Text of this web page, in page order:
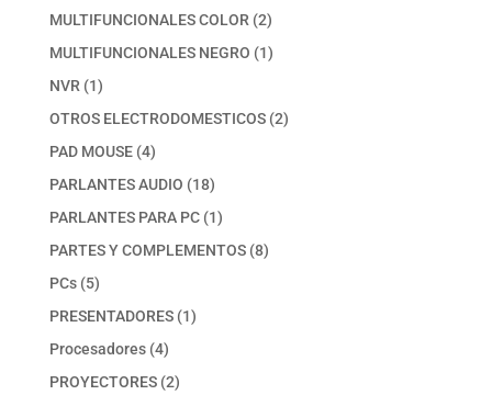
productos
MULTIFUNCIONALES COLOR 22
productos
MULTIFUNCIONALES NEGRO 11
NVR 11
producto
OTROS ELECTRODOMESTICOS 22
PAD MOUSE 44
productos
PARLANTES AUDIO 1818
productos
PARLANTES PARA PC 11
producto
PARTES Y COMPLEMENTOS 88
PCs 55
productos
PRESENTADORES 11
Procesadores 44
productos
PROYECTORES 22